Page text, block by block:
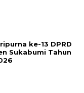
ke-13 DPRD
Sukabumi Tahun